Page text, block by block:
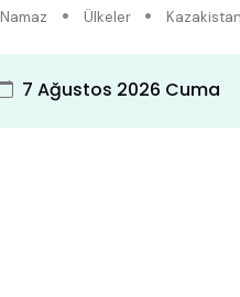
Namaz Ülkeler Kazakistan
7 Ağustos 2026 Cuma